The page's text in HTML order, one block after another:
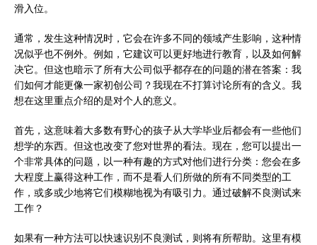
滑入位。
通常，发生这种情况时，它会在许多不同的领域产生影响，这种情
况似乎也不例外。例如，它建议可以更好地进行教育，以及如何解
决它。但这也暗示了所有大公司似乎都存在的问题的潜在答案：我
们如何才能更像一家初创公司？我现在不打算讨论所有的含义。我
想在这里重点介绍的是对个人的意义。
首先，这意味着大多数有野心的孩子从大学毕业后都会有一些他们
想学的东西。但这也改变了您对世界的看法。现在，您可以提出一
个非常具体的问题，以一种有趣的方式对他们进行分类：您会在多
大程度上赢得这种工作，而不是看人们所做的所有不同类型的工
作，或多或少地将它们模糊地视为有吸引力。通过破解不良测试来
工作？
如果有一种方法可以快速识别不良测试，则将有所帮助。这里有模